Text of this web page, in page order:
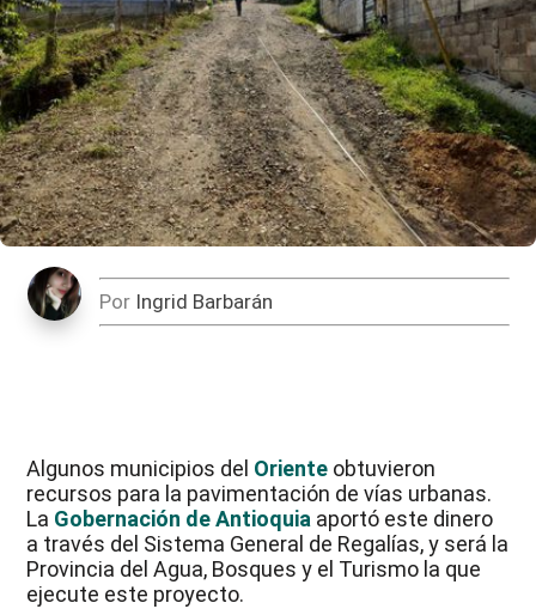
Por Ingrid Barbarán
Algunos municipios del Oriente obtuvieron
recursos para la pavimentación de vías urbanas.
La Gobernación de Antioquia aportó este dinero
a través del Sistema General de Regalías, y será la
Provincia del Agua, Bosques y el Turismo la que
ejecute este proyecto.